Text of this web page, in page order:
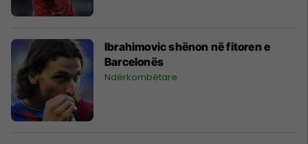
Ibrahimovic shënon në fitoren e
Barcelonës
Ndërkombëtare